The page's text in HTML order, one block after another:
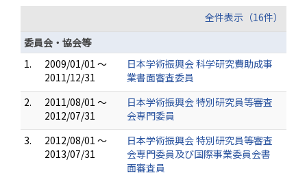
全件表示（16件）
委員会・協会等
1.
2009/01/01 ～
2011/12/31
日本学術振興会 科学研究費助成事
業書面審査委員
2.
2011/08/01 ～
2012/07/31
日本学術振興会 特別研究員等審査
会専門委員
3.
2012/08/01 ～
2013/07/31
日本学術振興会 特別研究員等審査
会専門委員及び国際事業委員会書
面審査員